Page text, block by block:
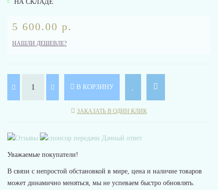
НА СКЛАДЕ
5 600.00 р.
НАШЛИ ДЕШЕВЛЕ?
В КОРЗИНУ
ЗАКАЗАТЬ В ОДИН КЛИК
Уважаемые покупатели!
В связи с непростой обстановкой в мире, цена и наличие товаров
может динамично меняться, мы не успеваем быстро обновлять.